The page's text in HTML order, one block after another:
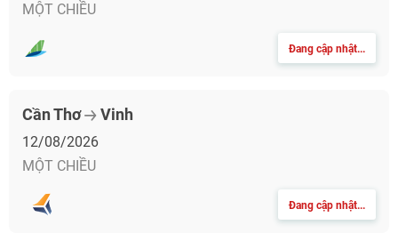
MỘT CHIỀU
Đang cập nhật...
Cần Thơ Vinh
12/08/2026
MỘT CHIỀU
Đang cập nhật...